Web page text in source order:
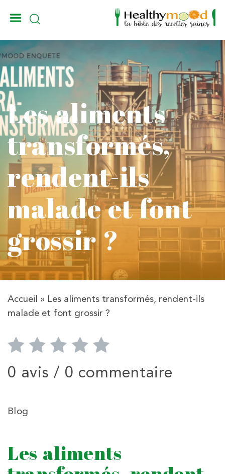
Les aliments
transformés,
rendent-ils
malade et font
grossir ?
Accueil » Les aliments transformés, rendent-ils
malade et font grossir ?
0 avis / 0 commentaire
Blog
Les aliments